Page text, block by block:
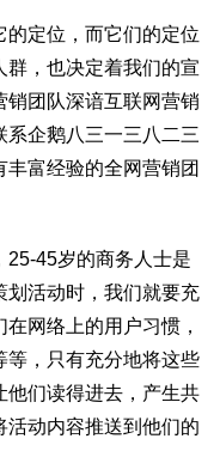
定位，而它们的定位
群，也决定着我们的宣
团队深谙互联网营销
系企鹅八三一三八二三
富经验的全网营销团
45岁的商务人士是
划活动时，我们就要充
网络上的用户习惯，
等，只有充分地将这些
他们读得进去，产生共
动内容推送到他们的